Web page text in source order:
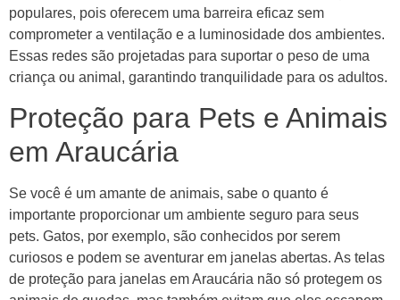
populares, pois oferecem uma barreira eficaz sem
comprometer a ventilação e a luminosidade dos ambientes.
Essas redes são projetadas para suportar o peso de uma
criança ou animal, garantindo tranquilidade para os adultos.
Proteção para Pets e Animais
em Araucária
Se você é um amante de animais, sabe o quanto é
importante proporcionar um ambiente seguro para seus
pets. Gatos, por exemplo, são conhecidos por serem
curiosos e podem se aventurar em janelas abertas. As telas
de proteção para janelas em Araucária não só protegem os